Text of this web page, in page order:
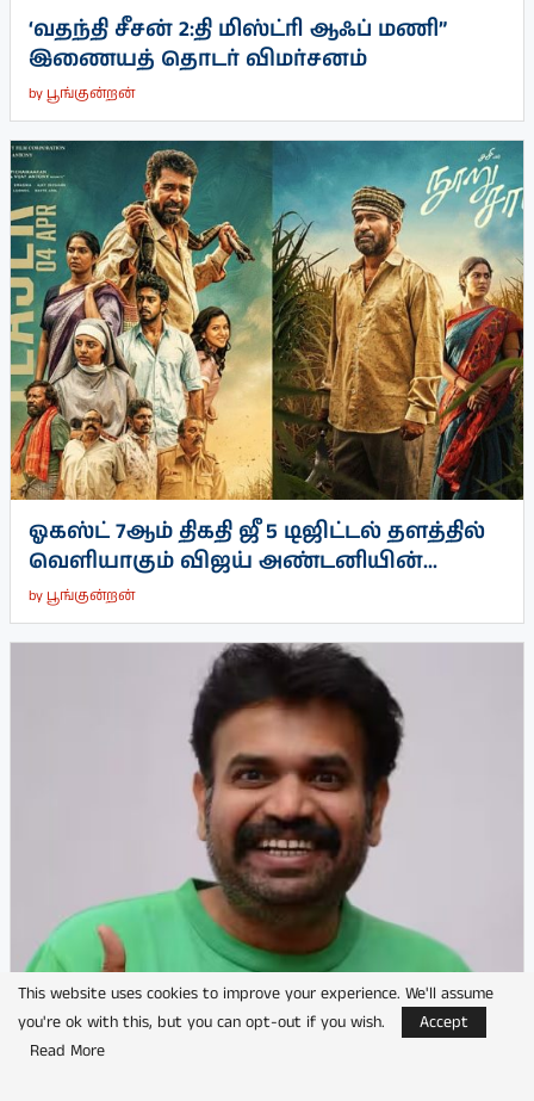
‘வதந்தி சீசன் 2:தி மிஸ்ட்ரி ஆஃப் மணி”
இணையத் தொடர் விமர்சனம்
by பூங்குன்றன்
ஓகஸ்ட் 7ஆம் திகதி ஜீ 5 டிஜிட்டல் தளத்தில்
வெளியாகும் விஜய் அண்டனியின்...
by பூங்குன்றன்
பிரேம்ஜி அமரன் நடிக்கும் பெயரிடப்படாத
படத்தின் படப்பிடிப்பு தொடக்கம்
This website uses cookies to improve your experience. We'll assume
you're ok with this, but you can opt-out if you wish.
Accept
Read More